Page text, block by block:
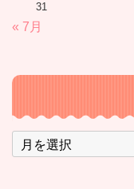
31
« 7月
ア
ー